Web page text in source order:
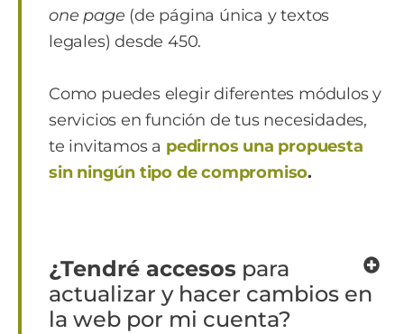
one page (de página única y textos
legales)desde 450.
Como puedes elegir diferentes módulos y
servicios en función de tus necesidades,
te invitamos a pedirnos una propuesta
sin ningún tipo de compromiso.
¿Tendré accesos para
actualizar y hacer cambios en
la web por mi cuenta?